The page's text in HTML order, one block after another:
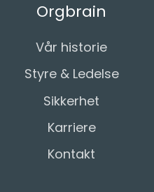
Orgbrain
Vår historie
Styre & Ledelse
Sikkerhet
Karriere
Kontakt